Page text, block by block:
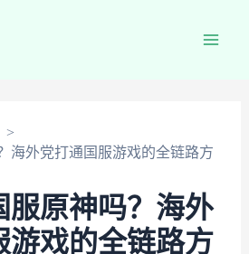
海外党打通国服游戏的全链路方
服原神吗？海外
游戏的全链路方